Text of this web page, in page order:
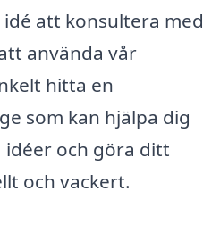
att konsultera med
använda vår
hitta en
som kan hjälpa dig
och göra ditt
och vackert.